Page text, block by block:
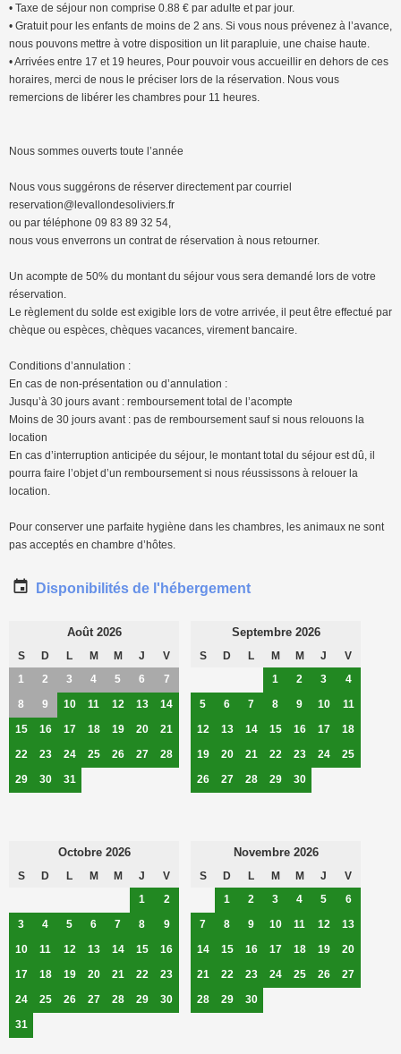
• Taxe de séjour non comprise 0.88 € par adulte et par jour.
• Gratuit pour les enfants de moins de 2 ans. Si vous nous prévenez à l’avance,
nous pouvons mettre à votre disposition un lit parapluie, une chaise haute.
• Arrivées entre 17 et 19 heures, Pour pouvoir vous accueillir en dehors de ces
horaires, merci de nous le préciser lors de la réservation. Nous vous
remercions de libérer les chambres pour 11 heures.
Nous sommes ouverts toute l’année
Nous vous suggérons de réserver directement par courriel
reservation@levallondesoliviers.fr
ou par téléphone 09 83 89 32 54,
nous vous enverrons un contrat de réservation à nous retourner.
Un acompte de 50% du montant du séjour vous sera demandé lors de votre
réservation.
Le règlement du solde est exigible lors de votre arrivée, il peut être effectué par
chèque ou espèces, chèques vacances, virement bancaire.
Conditions d’annulation :
En cas de non-présentation ou d’annulation :
Jusqu’à 30 jours avant : remboursement total de l’acompte
Moins de 30 jours avant : pas de remboursement sauf si nous relouons la
location
En cas d’interruption anticipée du séjour, le montant total du séjour est dû, il
pourra faire l’objet d’un remboursement si nous réussissons à relouer la
location.
Pour conserver une parfaite hygiène dans les chambres, les animaux ne sont
pas acceptés en chambre d’hôtes.
Disponibilités de l'hébergement
Août 2026
S D L M M J
V
1
2 3 4 5 6
7
8
9 10 11 12 13
14
15
16 17 18 19 20
21
22
23 24 25 26 27
28
29
30 31
Septembre 2026
S D L M M J
V
1
2 3
4
5
6 7 8 9 10
11
12
13 14 15 16 17
18
19
20 21 22 23 24
25
26
27 28 29 30
Octobre 2026
S D L M M J
V
1
2
3
4 5 6 7 8
9
10
11 12 13 14 15
16
17
18 19 20 21 22
23
24
25 26 27 28 29
30
31
Novembre 2026
S D L M M J
V
1
2 3 4 5
6
7
8 9 10 11 12
13
14
15 16 17 18 19
20
21
22 23 24 25 26
27
28
29 30